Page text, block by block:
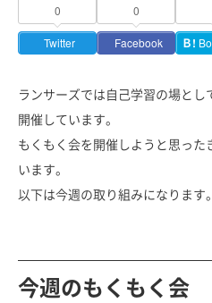
0
Twitter
0
Facebook Ｂ!
ランサーズでは自己学習の場と
開催しています。
もくもく会を開催しようと思った
います。
以下は今週の取り組みになります。
今週のもくもく会